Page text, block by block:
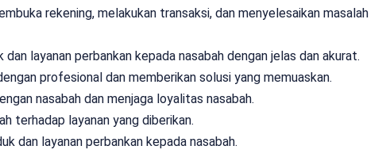
rekening, melakukan transaksi, dan menyelesaikan masalah
layanan perbankan kepada nasabah dengan jelas dan akurat.
profesional dan memberikan solusi yang memuaskan.
nasabah dan menjaga loyalitas nasabah.
terhadap layanan yang diberikan.
dan layanan perbankan kepada nasabah.